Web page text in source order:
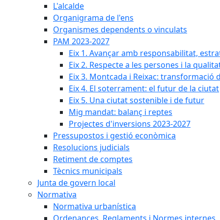
L'alcalde
Organigrama de l'ens
Organismes dependents o vinculats
PAM 2023-2027
Eix 1. Avançar amb responsabilitat,
Eix 2. Respecte a les persones i la
Eix 3. Montcada i Reixac:
Eix 4. El soterrament: el futur de la ciutat
Eix 5. Una ciutat sostenible i de futur
Mig mandat: balanç i reptes
Projectes d'inversions 2023-2027
Pressupostos i gestió econòmica
Resolucions judicials
Retiment de comptes
Tècnics municipals
Junta de govern local
Normativa
Normativa urbanística